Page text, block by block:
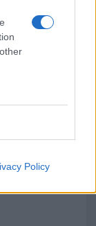
Policy
furto da
tornano